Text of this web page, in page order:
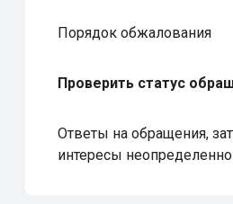
Порядок обжалования
Проверить статус
Ответы на обращения,
интересы